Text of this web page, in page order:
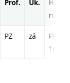
Prof. Uk.
Hod.
PZ zá
PR -
169